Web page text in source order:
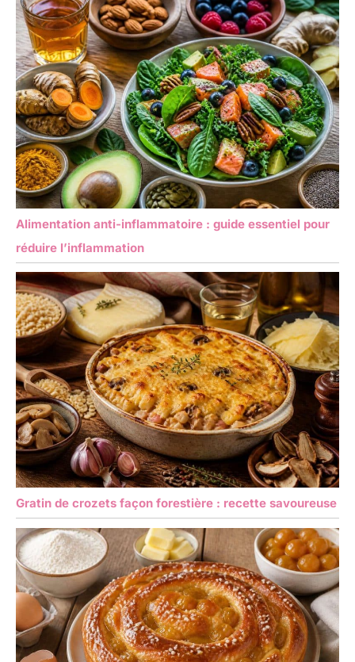
Alimentation anti-inflammatoire : guide essentiel pour
réduire l’inflammation
Gratin de crozets façon forestière : recette savoureuse